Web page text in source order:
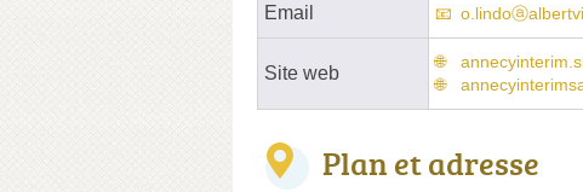
Email
Site web
Plan et adresse